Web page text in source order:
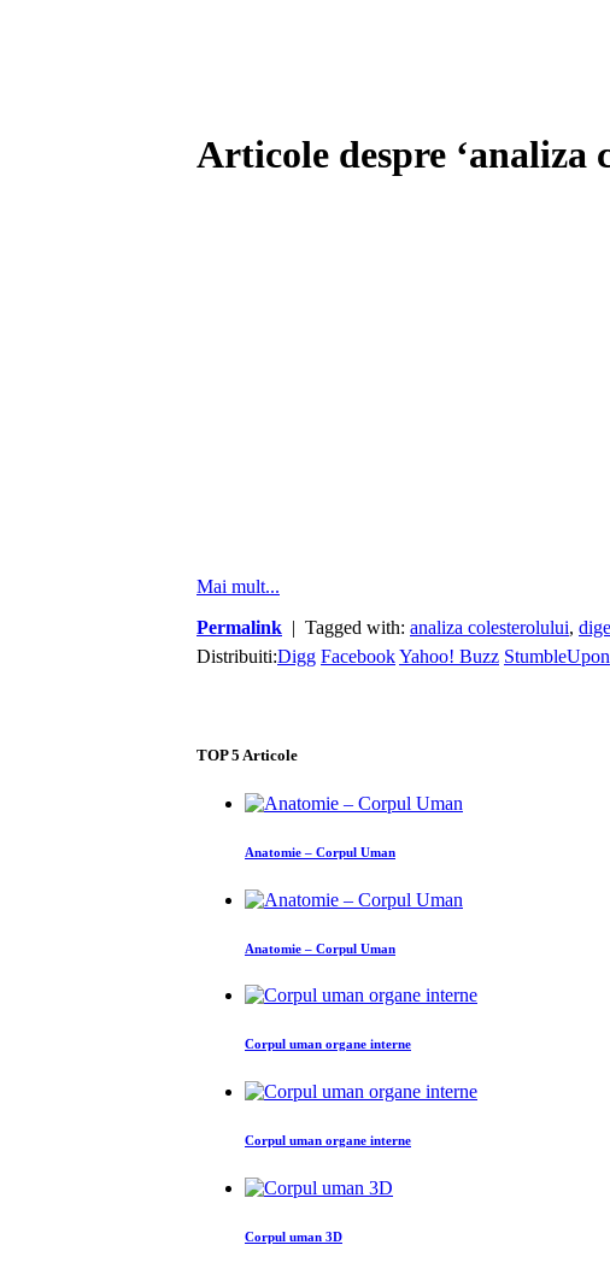
Articole despre ‘analiza
Mai mult...
Permalink | Tagged with: analiza colesterolului,
Distribuiti:Digg FacebookYahoo! Buzz StumbleUpon
TOP5 Articole
Anatomie – Corpul Uman
Anatomie – Corpul Uman
Corpul uman organe interne
Corpul uman organe interne
Corpul uman 3D